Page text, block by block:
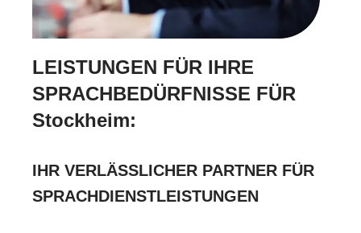
LEISTUNGEN FÜR IHRE
SPRACHBEDÜRFNISSE FÜR
Stockheim:
IHR VERLÄSSLICHER PARTNER FÜR
SPRACHDIENSTLEISTUNGEN